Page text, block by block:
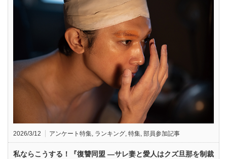
2026/3/12 アンケート特集, ランキング, 特集, 部員参加記事
私ならこうする！『復讐同盟 —サレ妻と愛人はクズ旦那を制裁